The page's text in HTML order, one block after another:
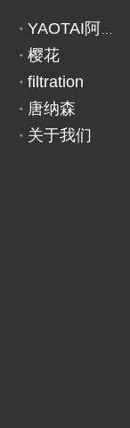
樱花
filtration
唐纳森
关于我们